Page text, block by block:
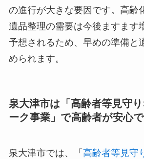
の進行が大きな要因です。高齢
遺品整理の需要は今後ますます
予想されるため、早めの準備と
められます。
泉大津市は「高齢者等見守
ーク事業」で高齢者が安心
泉大津市では、「高齢者等見守